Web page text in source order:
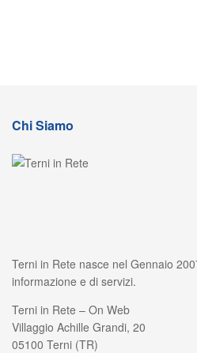
Chi Siamo
Terni in Rete nasce nel Gennaio
informazione e di servizi.
Terni in Rete – On Web
Villaggio Achille Grandi, 20
05100 Terni (TR)